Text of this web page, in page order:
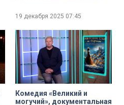
открытая студия
телеканала «Санкт-
19 декабря 2025 07:45
Комедия «Великий и
могучий», документальная